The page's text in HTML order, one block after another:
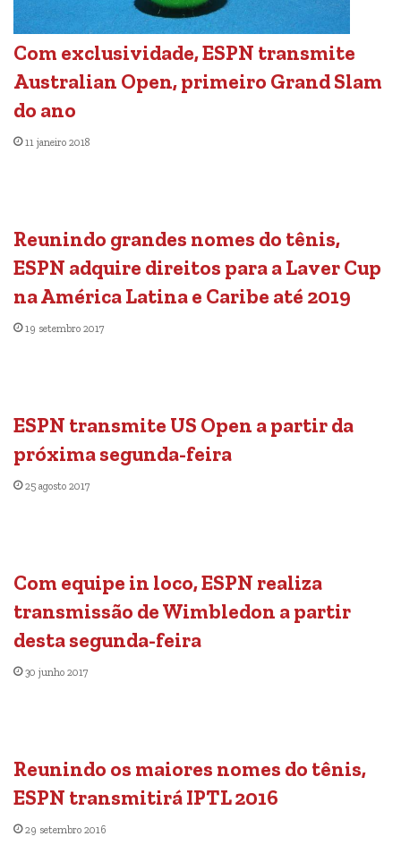
Com exclusividade, ESPN transmite
Australian Open, primeiro Grand Slam
do ano
11 janeiro 2018
Reunindo grandes nomes do tênis,
ESPN adquire direitos para a Laver Cup
na América Latina e Caribe até 2019
19 setembro 2017
ESPN transmite US Open a partir da
próxima segunda-feira
25 agosto 2017
Com equipe in loco, ESPN realiza
transmissão de Wimbledon a partir
desta segunda-feira
30 junho 2017
Reunindo os maiores nomes do tênis,
ESPN transmitirá IPTL 2016
29 setembro 2016